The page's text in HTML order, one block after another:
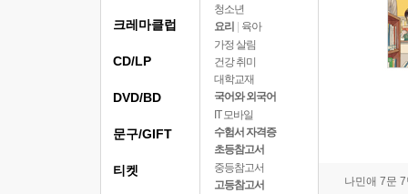
청소년
요리
육아
가정 살림
건강 취미
대학교재
국어와 외국어
IT 모바일
수험서 자격증
초등참고서
중등참고서
고등참고서
나민애 7문
크레마클럽
CD/LP
DVD/BD
문구/GIFT
티켓